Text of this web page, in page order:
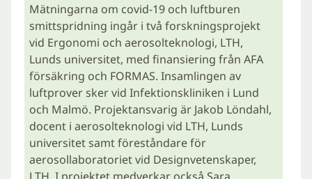
Mätningarna om covid-19 och luftburen
smittspridning ingår i två forskningsprojekt
vid Ergonomi och aerosolteknologi, LTH,
Lunds universitet, med finansiering från AFA
försäkring och FORMAS. Insamlingen av
luftprover sker vid Infektionskliniken i Lund
och Malmö. Projektansvarig är Jakob Löndahl,
docent i aerosolteknologi vid LTH, Lunds
universitet samt föreståndare för
aerosollaboratoriet vid Designvetenskaper,